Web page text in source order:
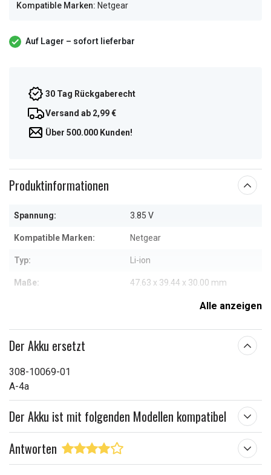
Kompatible Marken: Netgear
Auf Lager – sofort lieferbar
30 Tag Rückgaberecht
Versand ab 2,99 €
Über 500.000 Kunden!
Produktinformationen
Spannung: 3.85 V
Kompatible Marken: Netgear
Typ: Li-ion
Maße: 47.63 x 39.44 x 30.00 mm
Alle anzeigen
Der Akku ersetzt
308-10069-01
A-4a
Der Akku ist mit folgenden Modellen kompatibel
Antworten